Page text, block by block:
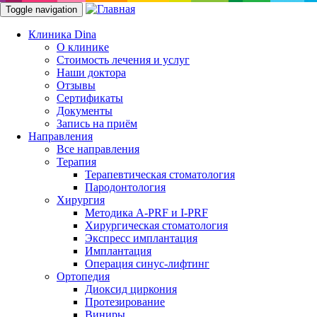
Toggle navigation
Клиника Dina
О клинике
Стоимость лечения и услуг
Наши доктора
Отзывы
Сертификаты
Документы
Запись на приём
Направления
Все направления
Терапия
Терапевтическая стоматология
Пародонтология
Хирургия
Методика A-PRF и I-PRF
Хирургическая стоматология
Экспресс имплантация
Имплантация
Операция синус-лифтинг
Ортопедия
Диоксид циркония
Протезирование
Виниры
Статьи, новости, события
Из мира стоматологии.
Блог Главный врач
Имплантация зубов или мостовидный протез
Имплантация зубов или мостовидный